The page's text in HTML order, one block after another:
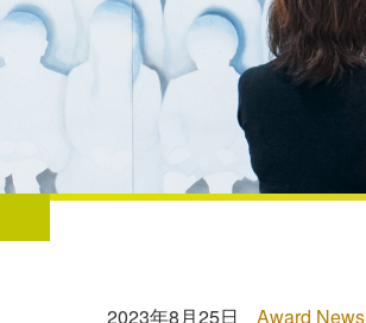
2023年8月25日 Award News